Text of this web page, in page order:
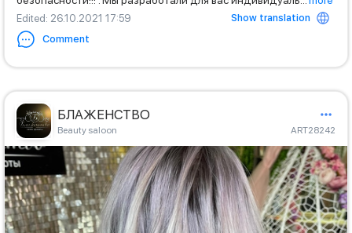
Edited: 26.10.2021 17:59
Show translation
Comment
БЛАЖЕНСТВО
Beauty saloon ART28242